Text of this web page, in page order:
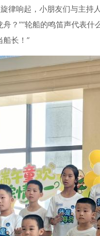
律响起，小朋友们与主持
？”“轮船的鸣笛声代表
船长！”